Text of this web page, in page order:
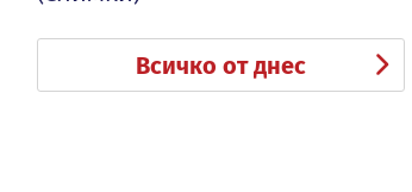
Всичко от днес